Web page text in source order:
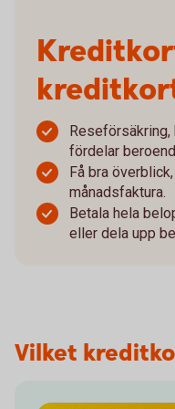
Reseförsäkring,
fördelar
Få bra
månadsfaktura.
Betala hela
eller dela upp
Vilket